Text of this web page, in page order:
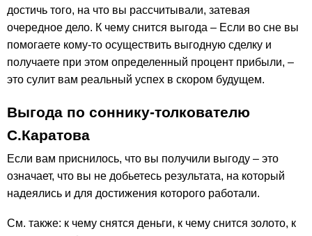
достичь того, на что вы рассчитывали, затевая
очередное дело. К чему снится выгода – Если во сне вы
помогаете кому-то осуществить выгодную сделку и
получаете при этом определенный процент прибыли, –
это сулит вам реальный успех в скором будущем.
Выгода по соннику-толкователю
С.Каратова
Если вам приснилось, что вы получили выгоду – это
означает, что вы не добьетесь результата, на который
надеялись и для достижения которого работали.
См. также: к чему снятся деньги, к чему снится золото, к